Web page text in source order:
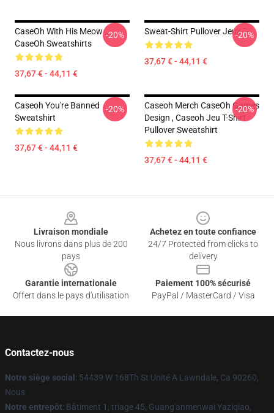
CaseOh With His Meow
CaseOh Sweatshirts
37,67 € - 44,11 €
-20% Sweat-Shirt Pullover Jeux
37,67 € - 44,11 €
-20%
Caseoh You're Banned
Sweatshirt
37,67 € - 44,11 €
-20%
Caseoh Merch CaseOh Games
Design , Caseoh Jeu T-Shirt
Pullover Sweatshirt
37,67 € - 44,11 €
-20%
Livraison mondiale
Nous livrons dans plus de 200
pays
Achetez en toute confiance
24/7 Protected from clicks to
delivery
Garantie internationale
Offert dans le pays d'utilisation
Paiement 100% sécurisé
PayPal / MasterCard / Visa
Contactez-nous
Notre siège social : 54439 W 168Th St Unité A Lawndale, Ca 90260,
Nous
Notre entrepôt: Bâtiment 1, triage 45, Guang'anmenwai Yaziqiao,